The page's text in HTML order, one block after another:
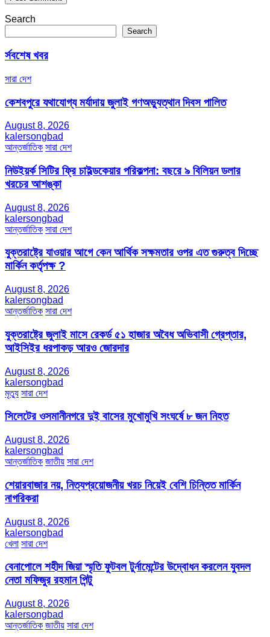
Search
Search
র্সবশেষ খবর
সারা দেশ
কেশবপুরে যথাযোগ্য মর্যাদায় জুলাই গণঅভ্যুত্থান দিবস পালিত
August 8, 2026
kalersongbad
আন্তর্জাতিক সারা দেশ
নিউইয়র্ক সিটির ফ্রি চাইল্ডকেয়ার পরিকল্পনা: বছরে ৯ বিলিয়ন ডলার
খরচের আশঙ্কা
August 8, 2026
kalersongbad
আন্তর্জাতিক সারা দেশ
যুক্তরাষ্ট্রে যাওয়ার আগে কেন আর্থিক সক্ষমতার ওপর এত গুরুত্ব দিচ্ছে
মার্কিন কর্তৃপক্ষ ?
August 8, 2026
kalersongbad
আন্তর্জাতিক সারা দেশ
যুক্তরাষ্ট্রে জুলাই মাসে রেকর্ড ৫১ হাজার অবৈধ অভিবাসী গ্রেপ্তার,
আইসিইর ধরপাকড় আরও জোরদার
August 8, 2026
kalersongbad
মৃত্যু সারা দেশ
সিলেটের ওসমানীনগরে দুই বাসের মুখোমুখি সংঘর্ষে ৮ জন নিহত
August 8, 2026
kalersongbad
আন্তর্জাতিক জাতীয় সারা দেশ
শেয়ারবাজার নয়, নিত্যপ্রয়োজনীয় খরচ নিয়েই বেশি চিন্তিত মার্কিন
নাগরিকরা
August 8, 2026
kalersongbad
খেলা সারা দেশ
বেনাপোলে শহীদ জিয়া স্মৃতি ফুটবল টুর্নামেন্টের উদ্বোধন করলেন যুবদল
নেতা মফিজুর রহমান পিন্টু
August 8, 2026
kalersongbad
আন্তর্জাতিক জাতীয় সারা দেশ